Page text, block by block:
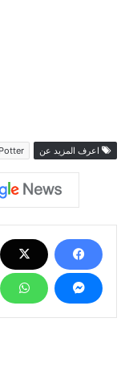
اعرف المزيد عن